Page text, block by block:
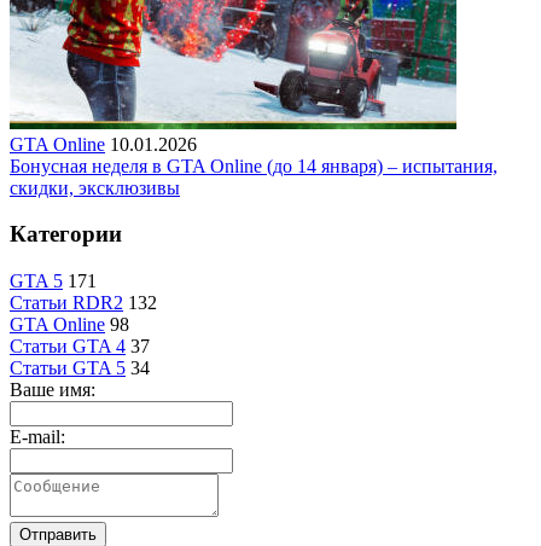
GTA Online 10.01.2026
Бонусная неделя в GTA Online (до 14 января) – испытания,
скидки, эксклюзивы
Категории
GTA 5 171
Статьи RDR2 132
GTA Online 98
Статьи GTA 4 37
Статьи GTA 5 34
Ваше имя:
E-mail:
Отправить